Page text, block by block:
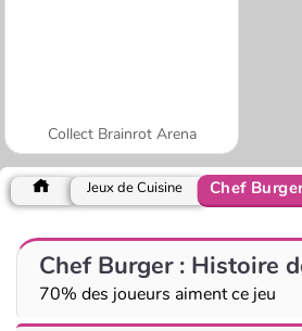
Collect Brainrot Arena
Jeux de Cuisine Chef
Chef Burger : Histoire
70% des joueurs aiment ce jeu